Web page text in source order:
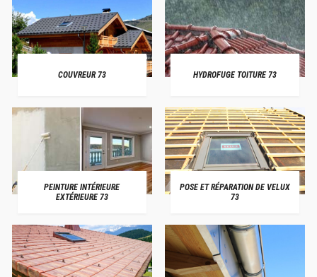
COUVREUR 73 HYDROFUGE TOITURE 73
PEINTURE INTÉRIEURE
EXTÉRIEURE 73
POSE ET RÉPARATION DE VELUX
73